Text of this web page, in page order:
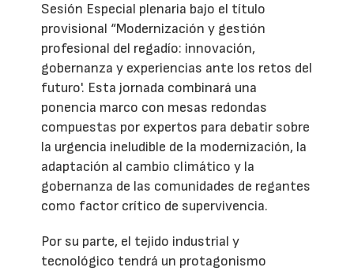
Sesión Especial plenaria bajo el título
provisional “Modernización y gestión
profesional del regadío: innovación,
gobernanza y experiencias ante los retos del
futuro'. Esta jornada combinará una
ponencia marco con mesas redondas
compuestas por expertos para debatir sobre
la urgencia ineludible de la modernización, la
adaptación al cambio climático y la
gobernanza de las comunidades de regantes
como factor crítico de supervivencia.
Por su parte, el tejido industrial y
tecnológico tendrá un protagonismo